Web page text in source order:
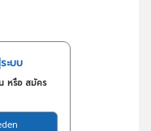
ะบบ
หรือ สมัคร